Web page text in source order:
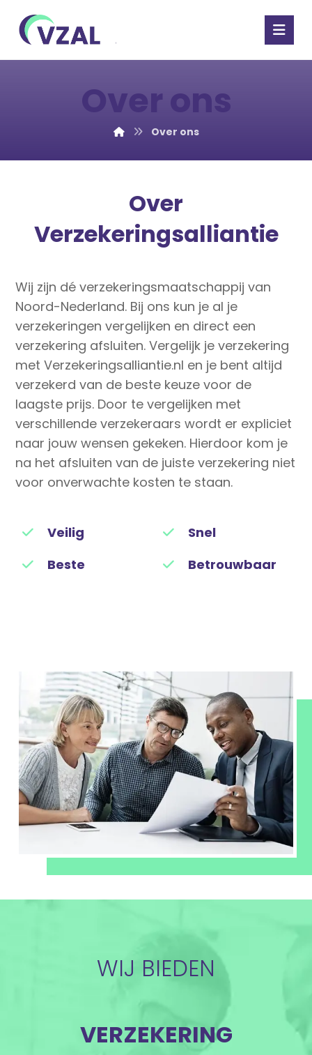
Over ons
Over ons
Over
Verzekeringsalliantie
Wij zijn dé verzekeringsmaatschappij van
Noord-Nederland. Bij ons kun je al je
verzekeringen vergelijken en direct een
verzekering afsluiten. Vergelijk je verzekering
met Verzekeringsalliantie.nl en je bent altijd
verzekerd van de beste keuze voor de
laagste prijs. Door te vergelijken met
verschillende verzekeraars wordt er expliciet
naar jouw wensen gekeken. Hierdoor kom je
na het afsluiten van de juiste verzekering niet
voor onverwachte kosten te staan.
Veilig
Snel
Beste
Betrouwbaar
WIJ BIEDEN
VERZEKERING